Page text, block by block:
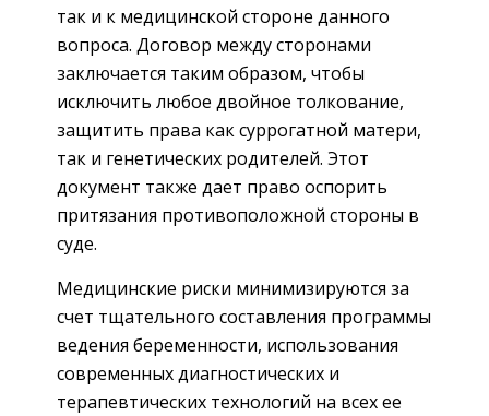
так и к медицинской стороне данного
вопроса. Договор между сторонами
заключается таким образом, чтобы
исключить любое двойное толкование,
защитить права как суррогатной матери,
так и генетических родителей. Этот
документ также дает право оспорить
притязания противоположной стороны в
суде.
Медицинские риски минимизируются за
счет тщательного составления программы
ведения беременности, использования
современных диагностических и
терапевтических технологий на всех ее